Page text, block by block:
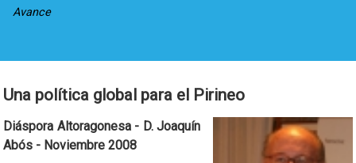
Avance
Una política global para el Pirineo
Diáspora Altoragonesa - D. Joaquín
Abós - Noviembre 2008